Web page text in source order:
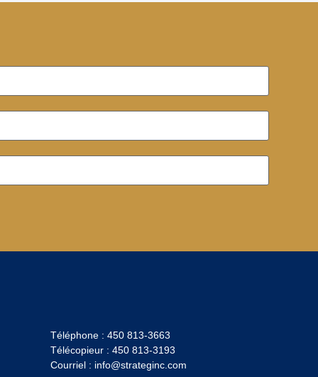
Téléphone :450 813-3663
Télécopieur :450 813-3193
Courriel : info@strateginc.com